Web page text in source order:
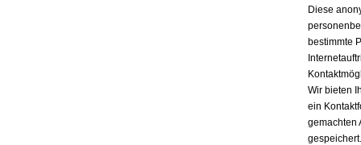
Diese
bestimmte
Wir bieten
ein
gemachten